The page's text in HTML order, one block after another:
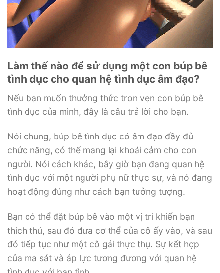
Làm thế nào để sử dụng một con búp bê
tình dục cho quan hệ tình dục âm đạo?
Nếu bạn muốn thưởng thức trọn vẹn con búp bê
tình dục của mình, đây là câu trả lời cho bạn.
Nói chung, búp bê tình dục có âm đạo đầy đủ
chức năng, có thể mang lại khoái cảm cho con
người. Nói cách khác, bây giờ bạn đang quan hệ
tình dục với một người phụ nữ thực sự, và nó đang
hoạt động đúng như cách bạn tưởng tượng.
Bạn có thể đặt búp bê vào một vị trí khiến bạn
thích thú, sau đó đưa cơ thể của cô ấy vào, và sau
đó tiếp tục như một cô gái thực thụ. Sự kết hợp
của ma sát và áp lực tương đương với quan hệ